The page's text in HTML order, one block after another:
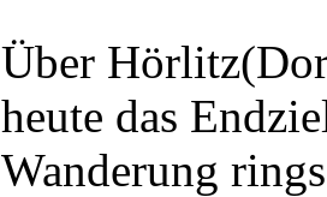
Über
heute das
Wanderung